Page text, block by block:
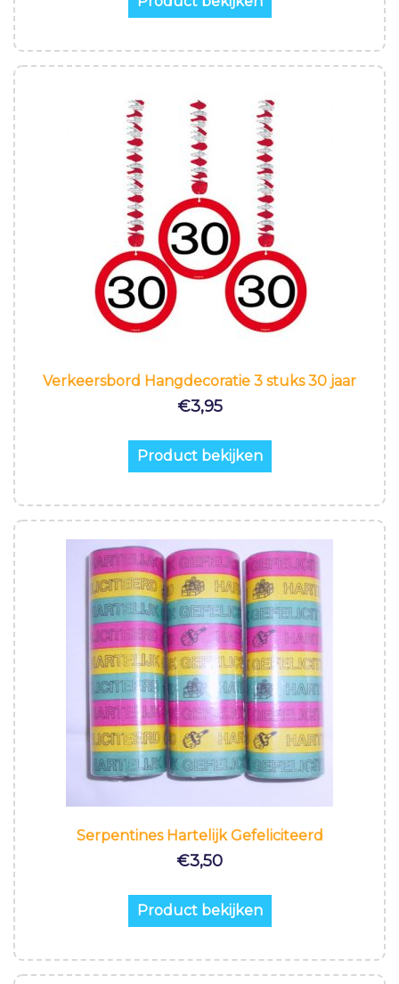
Verkeersbord Hangdecoratie 3 stuks 30 jaar
€3,95
Product bekijken
Serpentines Hartelijk Gefeliciteerd
€3,50
Product bekijken